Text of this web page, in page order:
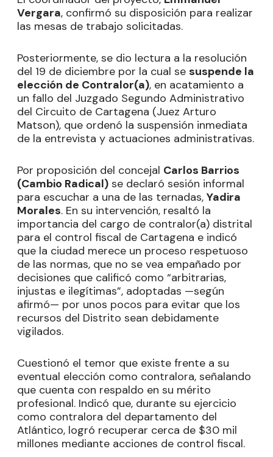
Vergara, confirmó su disposición para realizar
las mesas de trabajo solicitadas.
Posteriormente, se dio lectura a la resolución
del 19 de diciembre por la cual se suspende la
elección de Contralor(a), en acatamiento a
un fallo del Juzgado Segundo Administrativo
del Circuito de Cartagena (Juez Arturo
Matson), que ordenó la suspensión inmediata
de la entrevista y actuaciones administrativas.
Por proposición del concejal Carlos Barrios
(Cambio Radical) se declaró sesión informal
para escuchar a una de las ternadas, Yadira
Morales. En su intervención, resaltó la
importancia del cargo de contralor(a) distrital
para el control fiscal de Cartagena e indicó
que la ciudad merece un proceso respetuoso
de las normas, que no se vea empañado por
decisiones que calificó como “arbitrarias,
injustas e ilegítimas”, adoptadas —según
afirmó— por unos pocos para evitar que los
recursos del Distrito sean debidamente
vigilados.
Cuestionó el temor que existe frente a su
eventual elección como contralora, señalando
que cuenta con respaldo en su mérito
profesional. Indicó que, durante su ejercicio
como contralora del departamento del
Atlántico, logró recuperar cerca de $30 mil
millones mediante acciones de control fiscal.